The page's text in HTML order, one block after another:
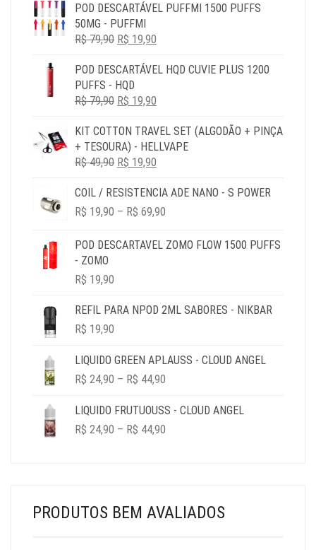
POD DESCARTÁVEL PUFFMI 1500 PUFFS
50MG - PUFFMI
R$79,90 O
ORIGINAL
ERA:
R$ 79,90.
R$ 19,90
ATUAL
POD DESCARTÁVEL HQD CUVIE PLUS 1200
PUFFS - HQD
R$79,90 O
ORIGINAL
ERA:
R$ 79,90.
R$ 19,90
ATUAL
É:
KIT COTTON TRAVEL SET (ALGODÃO + PINÇA
+ TESOURA) - HELLVAPE
R$49,90 O
ORIGINAL
ERA:
R$ 19,90
ATUAL
É:
COIL / RESISTENCIA ADE NANO - S POWER
R$ 19,90 – R$ 69,90
R$ 19,90
POD DESCARTAVEL ZOMO FLOW 1500 PUFFS
- ZOMO
R$ 19,90
REFIL PARA NPOD 2ML SABORES - NIKBAR
R$ 19,90
LIQUIDO GREEN APLAUSS - CLOUD ANGEL
R$ 24,90 – R$ 44,90
R$ 24,90
LIQUIDO FRUTUOUSS - CLOUD ANGEL
R$ 24,90 – R$ 44,90
PRODUTOS BEM AVALIADOS